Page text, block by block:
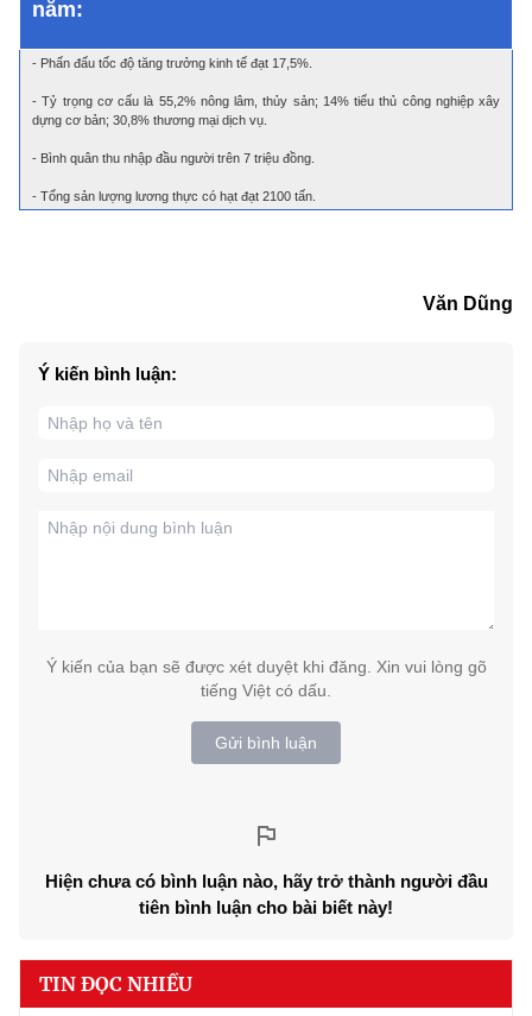
năm:
- Phấn đấu tốc độ tăng trưởng kinh tế đạt 17,5%.
- Tỷ trọng cơ cấu là 55,2% nông lâm, thủy sản; 14% tiểu thủ công nghiệp xây
dựng cơ bản; 30,8% thương mại dịch vụ.
- Bình quân thu nhập đầu người trên 7 triệu đồng.
- Tổng sản lượng lương thực có hạt đạt 2100 tấn.
Văn Dũng
Ý kiến bình luận:
Ý kiến của bạn sẽ được xét duyệt khi đăng. Xin vui lòng gõ
tiếng Việt có dấu.
Gửi bình luận
Hiện chưa có bình luận nào, hãy trở thành người đầu
tiên bình luận cho bài biết này!
TIN ĐỌC NHIỀU